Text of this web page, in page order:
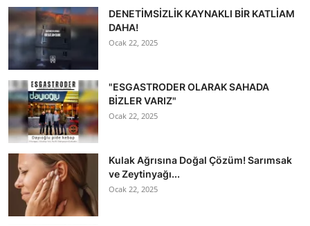
DENETİMSİZLİK KAYNAKLI BİR KATLİAM
DAHA!
Ocak 22, 2025
"ESGASTRODER OLARAK SAHADA
BİZLER VARIZ"
Ocak 22, 2025
Kulak Ağrısına Doğal Çözüm! Sarımsak
ve Zeytinyağı...
Ocak 22, 2025